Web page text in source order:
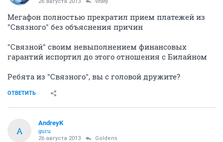
Мегафон полностью прекратил прием платежей из
"Связного" без объяснения причин
"Связной" своим невыполнением финансовых
гарантий испортил до этого отношения с Билайном
Ребята из "Связного", вы с головой дружите?
ОТВЕТИТЬ
A
AndreyK
guru
26 августа 2013 Goldens